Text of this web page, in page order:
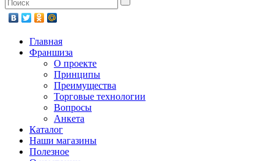
Главная
Франшиза
О проекте
Принципы
Преимущества
Торговые технологии
Вопросы
Анкета
Каталог
Наши магазины
Полезное